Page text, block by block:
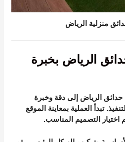
منزلية الرياض
الرياض بخبرة
الرياض إلى دقة وخبرة
تبدأ العملية بمعاينة الموقع
اختيار التصميم المناسب.